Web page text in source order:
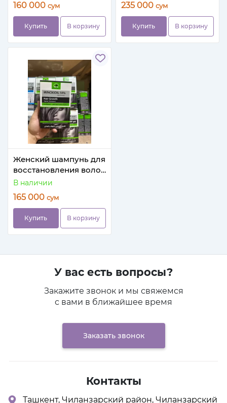
160 000 сум
Купить В корзину
235 000 сум
Купить В корзину
Женский шампунь для
восстановления волос
Миноксидил 10%
В наличии
165 000 сум
Купить В корзину
У вас есть вопросы?
Закажите звонок и мы свяжемся
с вами в ближайшее время
Заказать звонок
Контакты
Ташкент, Чиланзарский район, Чиланзарский